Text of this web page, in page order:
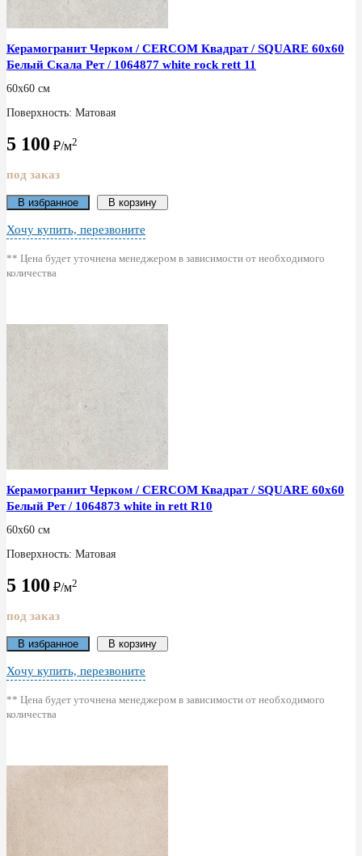
Керамогранит Черком / CERCOM Квадрат / SQUARE 60x60
Белый Скала Рет / 1064877 white rock rett 11
60x60 см
Поверхность: Матовая
5 100 ₽/м2
под заказ
В избранное В корзину
Хочу купить, перезвоните
** Цена будет уточнена менеджером в зависимости от необходимого
количества
Керамогранит Черком / CERCOM Квадрат / SQUARE 60x60
Белый Рет / 1064873 white in rett R10
60x60 см
Поверхность: Матовая
5 100 ₽/м2
под заказ
В избранное В корзину
Хочу купить, перезвоните
** Цена будет уточнена менеджером в зависимости от необходимого
количества